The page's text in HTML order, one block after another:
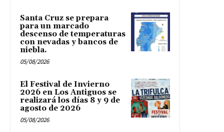
Santa Cruz se prepara
para un marcado
descenso de temperaturas
con nevadas y bancos de
niebla.
05/08/2026
El Festival de Invierno
2026 en Los Antiguos se
realizará los días 8 y 9 de
agosto de 2026
05/08/2026